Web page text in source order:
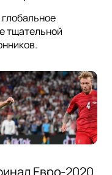
тщательной